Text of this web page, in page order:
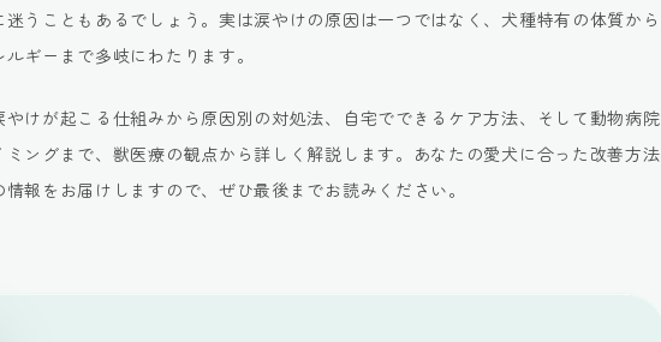
うこともあるでしょう。実は涙やけの原因は一つではなく、犬種特有の体質から
ギーまで多岐にわたります。
けが起こる仕組みから原因別の対処法、自宅でできるケア方法、そして動物病院
ングまで、獣医療の観点から詳しく解説します。あなたの愛犬に合った改善方法
報をお届けしますので、ぜひ最後までお読みください。